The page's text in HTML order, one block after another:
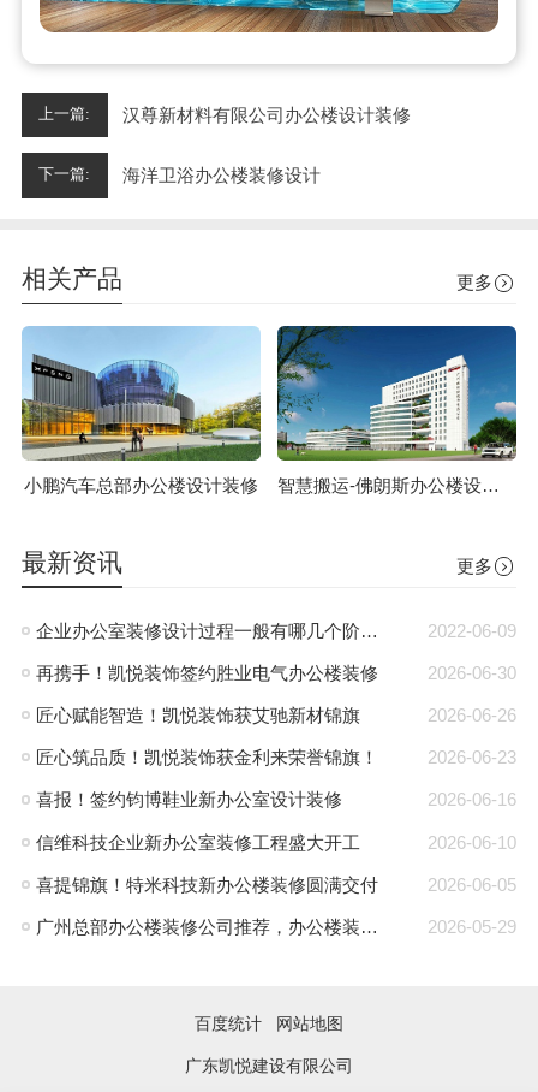
上一篇: 汉尊新材料有限公司办公楼设计装修
下一篇: 海洋卫浴办公楼装修设计
相关产品 更多
小鹏汽车总部办公楼设计装修 智慧搬运-佛朗斯办公楼设计装修
最新资讯 更多
2022-06-09
企业办公室装修设计过程一般有哪几个阶段?
2026-06-30
再携手！凯悦装饰签约胜业电气办公楼装修
2026-06-26
匠心赋能智造！凯悦装饰获艾驰新材锦旗
2026-06-23
匠心筑品质！凯悦装饰获金利来荣誉锦旗！
2026-06-16
喜报！签约钧博鞋业新办公室设计装修
2026-06-10
信维科技企业新办公室装修工程盛大开工
2026-06-05
喜提锦旗！特米科技新办公楼装修圆满交付
2026-05-29
广州总部办公楼装修公司推荐，办公楼装修就找凯悦装饰
百度统计 网站地图
广东凯悦建设有限公司